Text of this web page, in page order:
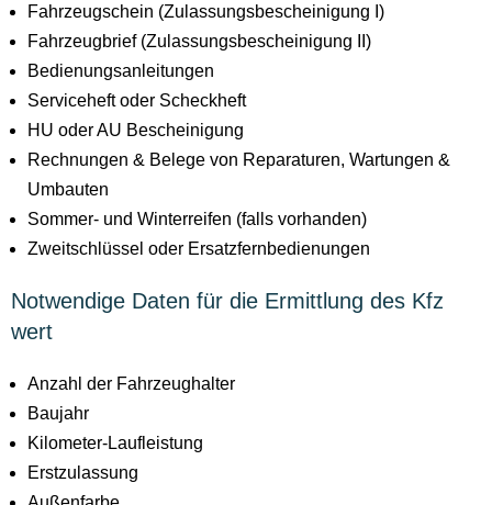
Fahrzeugschein (Zulassungsbescheinigung I)
Fahrzeugbrief (Zulassungsbescheinigung II)
Bedienungsanleitungen
Serviceheft oder Scheckheft
HU oder AU Bescheinigung
Rechnungen & Belege von Reparaturen, Wartungen &
Umbauten
Sommer- und Winterreifen (falls vorhanden)
Zweitschlüssel oder Ersatzfernbedienungen
Notwendige Daten für die Ermittlung des Kfz
wert
Anzahl der Fahrzeughalter
Baujahr
Kilometer-Laufleistung
Erstzulassung